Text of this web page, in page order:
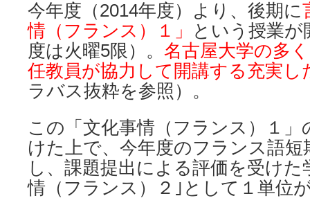
今年度（2014年度）より、後期に
情（フランス）１」
という授業
度は火曜5限）。 名古屋大学の多
任教員が協力して開講する充実し
ラバス抜粋を参照）。
この「文化事情（フランス）１」
けた上で、今年度のフランス語短
し、課題提出による評価を受けた
情（フランス）２｣として１単位